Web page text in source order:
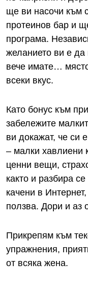
ще ви насочи към
протеинов бар и
програма.
желанието ви е
вече имате…
всеки вкус.
Като бонус към
забележите
ви докажат, че си
– малки хавлиени
ценни вещи,
както и разбира
качени в
ползва. Дори и аз
Прикрепям към
упражнения,
от всяка жена.